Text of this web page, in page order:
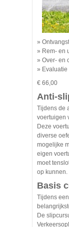
»
» Rem- en
» Over- en
» Evaluatie
€ 66,00
Anti-
Tijdens de
voertuigen
Deze
diverse
mogelijke
eigen
moet
op kunnen.
Basis
Tijdens
De